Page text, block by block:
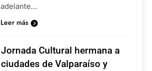
adelante…
Leer más
Jornada Cultural hermana a
ciudades de Valparaíso y